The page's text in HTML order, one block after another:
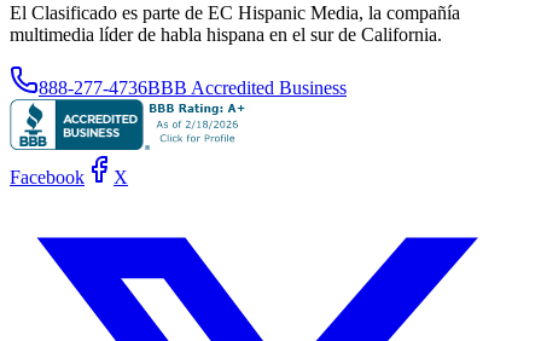
El Clasificado es parte de EC Hispanic Media, la compañía
multimedia líder de habla hispana en el sur de California.
888-277-4736BBB Accredited Business
Facebook X